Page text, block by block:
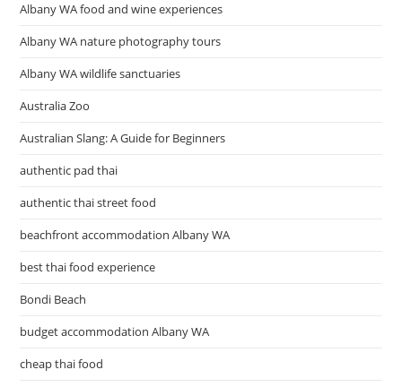
Albany WA food and wine experiences
Albany WA nature photography tours
Albany WA wildlife sanctuaries
Australia Zoo
Australian Slang: A Guide for Beginners
authentic pad thai
authentic thai street food
beachfront accommodation Albany WA
best thai food experience
Bondi Beach
budget accommodation Albany WA
cheap thai food